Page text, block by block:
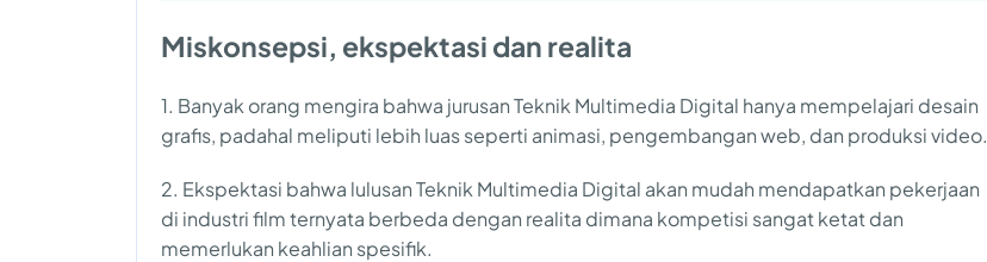
Miskonsepsi, ekspektasi dan realita
1. Banyak orang mengira bahwa jurusan Teknik Multimedia Digital hanya mempelajari desain
grafis, padahal meliputi lebih luas seperti animasi, pengembangan web, dan produksi video.
2. Ekspektasi bahwa lulusan Teknik Multimedia Digital akan mudah mendapatkan pekerjaan
di industri film ternyata berbeda dengan realita dimana kompetisi sangat ketat dan
memerlukan keahlian spesifik.